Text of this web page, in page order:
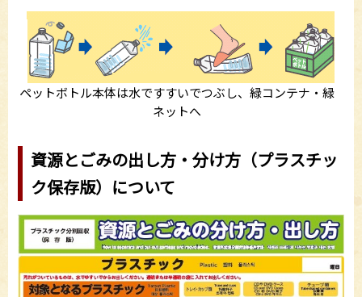
ペットボトル本体は水ですすいでつぶし、緑コンテナ・緑
ネットへ
資源とごみの出し方・分け方（プラスチッ
ク保存版）について